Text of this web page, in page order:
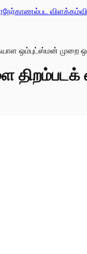
நேர்காணல்பட விளக்கம்